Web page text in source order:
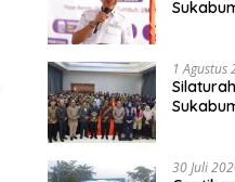
1 Agustus
30 Juli